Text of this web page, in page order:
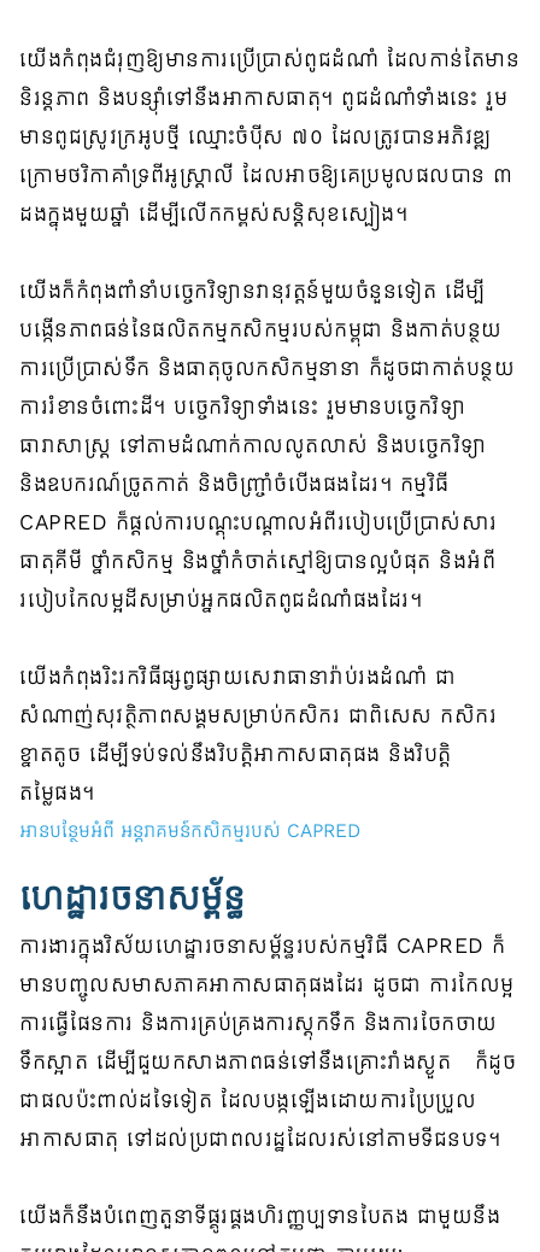
យើងកំពុងជំរុញឱ្យមានការប្រើប្រាស់ពូជដំណាំ ដែលកាន់តែមាន
និរន្តភាព និងបន្ស៊ាំទៅនឹងអាកាសធាតុ។ ពូជដំណាំទាំងនេះ រួម
មានពូជស្រូវក្រអូបថ្មី ឈ្មោះចំប៉ីស ៧០ ដែលត្រូវបានអភិវឌ្ឍ
ក្រោមថវិកាគាំទ្រពីអូស្ត្រាលី ដែលអាចឱ្យគេប្រមូលផលបាន ៣
ដងក្នុងមួយឆ្នាំ ដើម្បីលើកកម្ពស់សន្តិសុខស្បៀង។
យើងក៏កំពុងពាំនាំបច្ចេកវិទ្យានវានុវត្តន៍មួយចំនួនទៀត ដើម្បី
បង្កើនភាពធន់នៃផលិតកម្មកសិកម្មរបស់កម្ពុជា និងកាត់បន្ថយ
ការប្រើប្រាស់ទឹក និងធាតុចូលកសិកម្មនានា ក៏ដូចជាកាត់បន្ថយ
ការរំខានចំពោះដី។ បច្ចេកវិទ្យាទាំងនេះ រួមមានបច្ចេកវិទ្យា
ធារាសាស្ត្រ ទៅតាមដំណាក់កាលលូតលាស់ និងបច្ចេកវិទ្យា
និងឧបករណ៍ច្រូតកាត់​ និងចិញ្ច្រាំចំបើងផងដែរ។ កម្មវិធី
CAPRED ក៏ផ្តល់ការបណ្តុះបណ្តាលអំពីរបៀបប្រើប្រាស់សារ
ធាតុគីមី ថ្នាំកសិកម្ម និងថ្នាំកំចាត់ស្មៅឱ្យបានល្អបំផុត និងអំពី
របៀបកែលម្អដីសម្រាប់អ្នកផលិតពូជដំណាំផងដែរ។
យើងកំពុងរិះរកវិធីផ្សព្វផ្សាយសេវាធានារ៉ាប់រងដំណាំ ជា
សំណាញ់សុវត្ថិភាពសង្គមសម្រាប់កសិករ ជាពិសេស កសិករ
ខ្នាតតូច ដើម្បីទប់ទល់នឹងវិបត្តិអាកាសធាតុផង និងវិបត្តិ
តម្លៃផង។
អានបន្ថែមអំពី អន្តរាគមន៍កសិកម្មរបស់ CAPRED
ហេដ្ឋារចនាសម្ព័ន្ធ
ការងារក្នុងវិស័យហេដ្ឋារចនាសម្ព័ន្ធរបស់កម្មវិធី CAPRED ក៏
មានបញ្ចូលសមាសភាគអាកាសធាតុផងដែរ ដូចជា ការកែលម្អ
ការធ្វើផែនការ និងការគ្រប់គ្រងការស្តុកទឹក និងការចែកចាយ
ទឹកស្អាត ដើម្បីជួយកសាងភាពធន់ទៅនឹងគ្រោះរាំងស្ងួត ​ ​ ក៏ដូច
ជាផលប៉ះពាល់ដទៃទៀត ដែលបង្កឡើងដោយការប្រែប្រួល
អាកាសធាតុ​ ទៅដល់ប្រជាពលរដ្ឋដែលរស់នៅតាមទីជនបទ។
យើងក៏នឹងបំពេញតួនាទីផ្គូរផ្គងហិរញ្ញប្បទានបៃតង ជាមួយនឹង